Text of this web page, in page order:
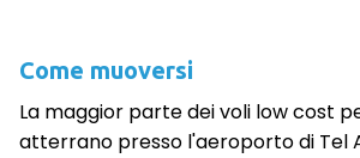
Come muoversi
La maggior parte dei voli low cost
atterrano presso l'aeroporto di Tel